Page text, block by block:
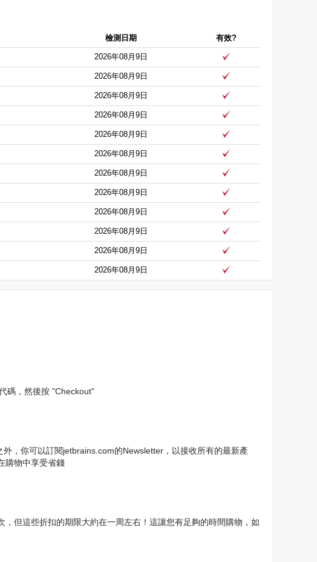
檢測日期 有效?
2026年08月9日
2026年08月9日
2026年08月9日
2026年08月9日
2026年08月9日
2026年08月9日
2026年08月9日
2026年08月9日
2026年08月9日
2026年08月9日
2026年08月9日
2026年08月9日
碼，然後按 "Checkout"
，你可以訂閱jetbrains.com的Newsletter，以接收所有的最新產
購物中享受省錢
但這些折扣的期限大約在一周左右！這讓您有足夠的時間購物，如